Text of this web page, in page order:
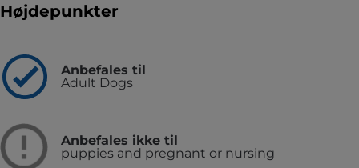
Højdepunkter
Anbefales til
Adult Dogs
Anbefales ikke til
puppies and pregnant or nursing